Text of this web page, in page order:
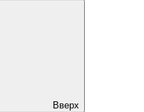
Вверх